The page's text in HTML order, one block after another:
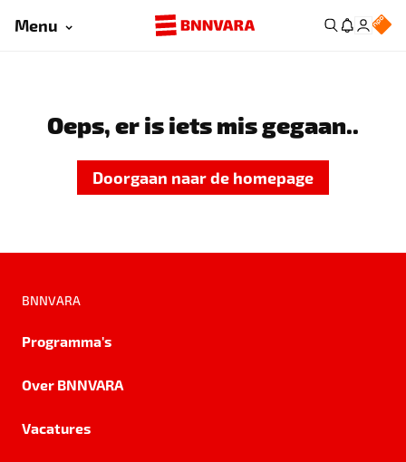
Menu
Oeps, er is iets mis gegaan..
Doorgaan naar de homepage
BNNVARA
Programma's
Over BNNVARA
Vacatures